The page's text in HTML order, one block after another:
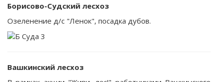
Борисово-Судский лесхоз
Озеленение д/с "Ленок", посадка дубов.
Вашкинский лесхоз